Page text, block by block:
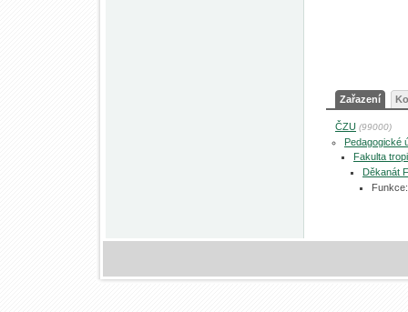
Zařazení
ČZU (99000)
Pedagogické
Fakulta
Děkanát
Funkce: